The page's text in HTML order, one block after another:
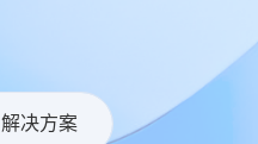
解决方案